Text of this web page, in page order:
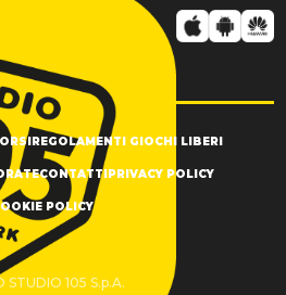
REGOLAMENTI GIOCHI LIBERI
CONTATTIPRIVACY POLICY
POLICY
STUDIO 105 S.p.A.